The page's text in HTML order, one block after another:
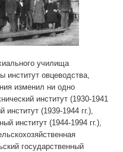
училища
институт овцеводства,
изменил ни одно
институт (1930-1941
институт (1939-1944 гг.),
институт (1944-1994 гг.),
государственный